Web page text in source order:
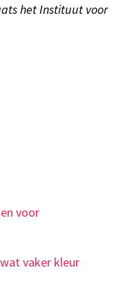
het Instituut voor
voor
vaker kleur